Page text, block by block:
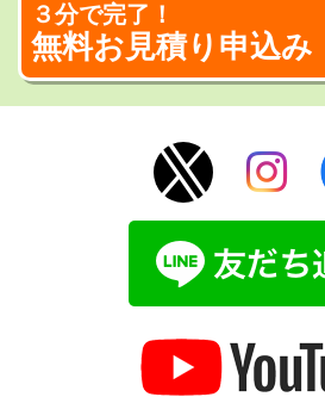
３分で完了！
無料お見積り申込み